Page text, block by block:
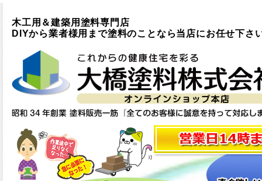
木工用＆建築用塗料専門店
DIYから業者様用まで塗料のことなら当店にお任せ下さ